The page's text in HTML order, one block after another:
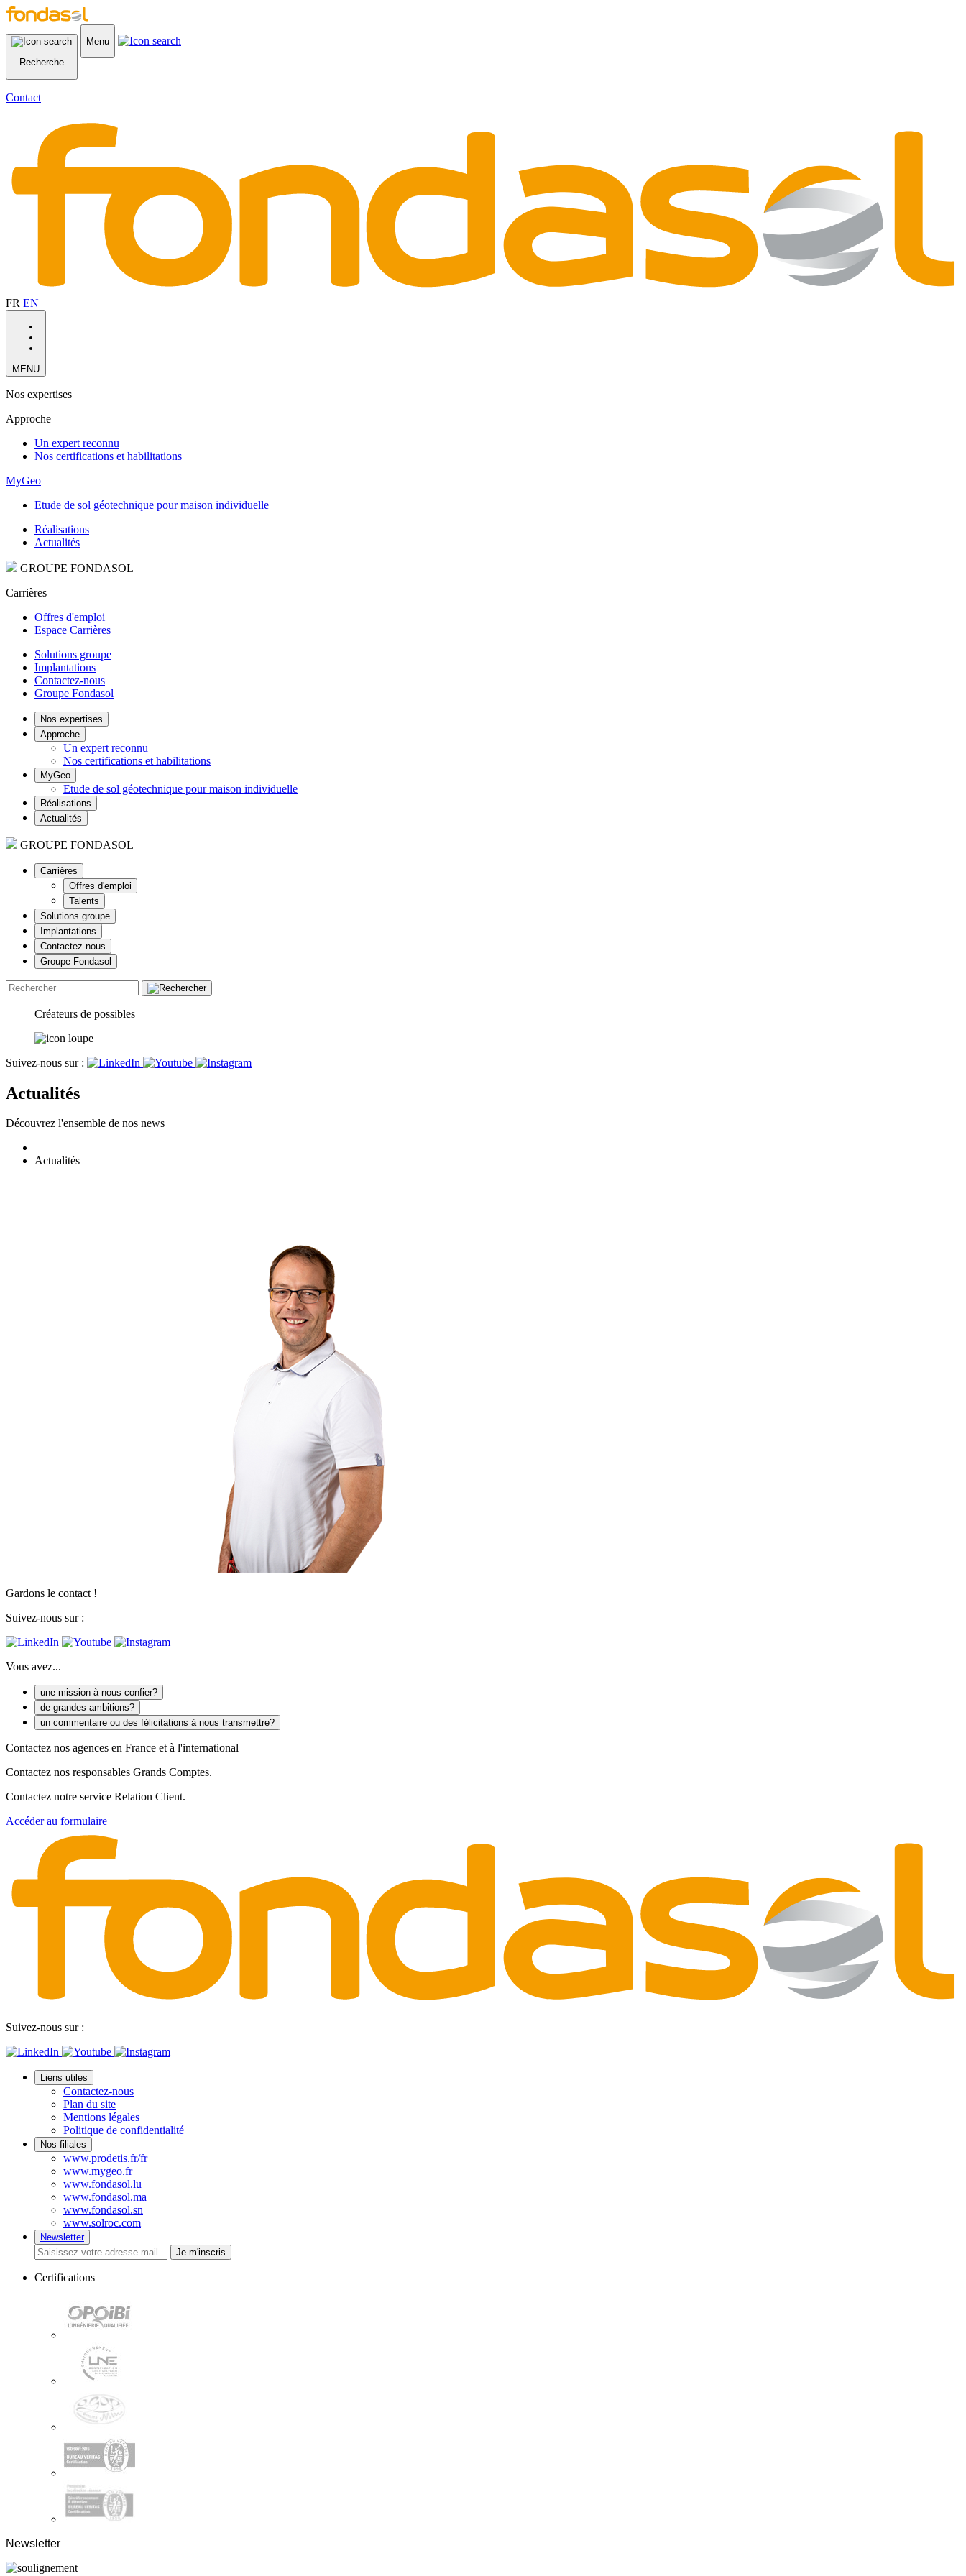
Recherche
Menu
Contact
FR EN
MENU
Nos expertises
Approche
Un expert reconnu
Nos certifications et habilitations
MyGeo
Etude de sol géotechnique pour maison individuelle
Réalisations
Actualités
GROUPE FONDASOL
Carrières
Offres d'emploi
Espace Carrières
Solutions groupe
Implantations
Contactez-nous
Groupe Fondasol
Nos expertises
Approche
Un expert reconnu
Nos certifications et habilitations
MyGeo
Etude de sol géotechnique pour maison individuelle
Réalisations
Actualités
GROUPE FONDASOL
Carrières
Offres d'emploi
Talents
Solutions groupe
Implantations
Contactez-nous
Groupe Fondasol
Créateurs de possibles
Suivez-nous sur :
Actualités
Découvrez l'ensemble de nos news
Actualités
Gardons le contact !
Suivez-nous sur :
Vous avez...
une mission à nous confier?
de grandes ambitions?
un commentaire ou des félicitations à nous transmettre?
Contactez nos agences en France et à l'international
Contactez nos responsables Grands Comptes.
Contactez notre service Relation Client.
Accéder au formulaire
Suivez-nous sur :
Liens utiles
Contactez-nous
Plan du site
Mentions légales
Politique de confidentialité
Nos filiales
www.prodetis.fr/fr
www.mygeo.fr
www.fondasol.lu
www.fondasol.ma
www.fondasol.sn
www.solroc.com
Newsletter
Je m'inscris
Certifications
Newsletter